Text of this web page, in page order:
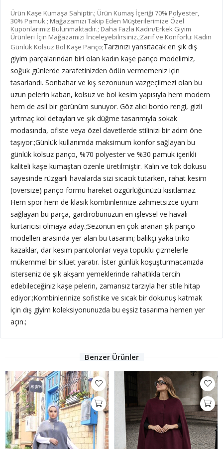
Ürün Kaşe Kumaşa Sahiptir.; Ürün Kumaş İçeriği 70% Polyester,
30% Pamuk.; Mağazamızı Takip Eden Müşterilerimize Özel
Kuponlarımız Bulunmaktadır.; Daha Fazla Kadın/Erkek Giyim
Ürünleri İçin Mağazamızı İnceleyebilirsiniz.;Zarif ve Konforlu: Kadın
Günlük Kolsuz Bol Kaşe Panço;Tarzınızı yansıtacak en şık dış
giyim parçalarından biri olan kadın kaşe panço modelimiz,
soğuk günlerde zarafetinizden ödün vermemeniz için
tasarlandı. Sonbahar ve kış sezonunun vazgeçilmezi olan bu
uzun pelerin kaban, kolsuz ve bol kesim yapısıyla hem modern
hem de asil bir görünüm sunuyor. Göz alıcı bordo rengi, gizli
yırtmaç kol detayları ve şık düğme tasarımıyla sokak
modasında, ofiste veya özel davetlerde stilinizi bir adım öne
taşıyor.;Günlük kullanımda maksimum konfor sağlayan bu
günlük kolsuz panço, %70 polyester ve %30 pamuk içerikli
kaliteli kaşe kumaştan özenle üretilmiştir. Kalın ve tok dokusu
sayesinde rüzgarlı havalarda sizi sıcacık tutarken, rahat kesim
(oversize) panço formu hareket özgürlüğünüzü kısıtlamaz.
Hem spor hem de klasik kombinlerinize zahmetsizce uyum
sağlayan bu parça, gardırobunuzun en işlevsel ve havalı
kurtarıcısı olmaya aday.;Sezonun en çok aranan şık panço
modelleri arasında yer alan bu tasarım; balıkçı yaka triko
kazaklar, dar kesim pantolonlar veya topuklu çizmelerle
mükemmel bir silüet yaratır. İster günlük koşuşturmacanızda
isterseniz de şık akşam yemeklerinde rahatlıkla tercih
edebileceğiniz kaşe pelerin, zamansız tarzıyla her stile hitap
ediyor.;Kombinlerinize sofistike ve sıcak bir dokunuş katmak
için dış giyim koleksiyonunuzda bu eşsiz tasarıma hemen yer
açın.;
Benzer Ürünler